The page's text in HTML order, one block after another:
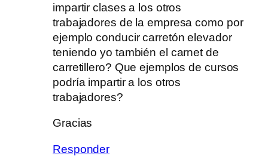
impartir clases a los otros
trabajadores de la empresa como por
ejemplo conducir carretón elevador
teniendo yo también el carnet de
carretillero? Que ejemplos de cursos
podría impartir a los otros
trabajadores?
Gracias
Responder